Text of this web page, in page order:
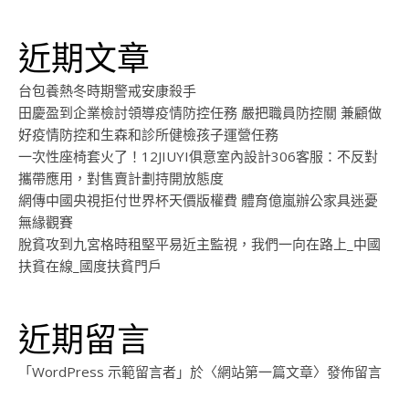
近期文章
台包養熱冬時期警戒安康殺手
田慶盈到企業檢討領導疫情防控任務 嚴把職員防控關 兼顧做
好疫情防控和生森和診所健檢孩子運營任務
一次性座椅套火了！12JIUYI俱意室內設計306客服：不反對
攜帶應用，對售賣計劃持開放態度
網傳中國央視拒付世界杯天價版權費 體育億嵐辦公家具迷憂
無緣觀賽
脫貧攻到九宮格時租堅平易近主監視，我們一向在路上_中國
扶貧在線_國度扶貧門戶
近期留言
「WordPress 示範留言者 」於〈網站第一篇文章〉發佈留言